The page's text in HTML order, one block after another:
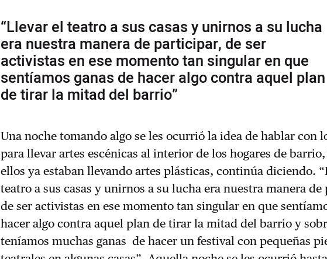
“Llevar el teatro a sus casas y unirnos a su lucha
era nuestra manera de participar, de ser
activistas en ese momento tan singular en que
sentíamos ganas de hacer algo contra aquel plan
de tirar la mitad del barrio”
Una noche tomando algo se les ocurrió la idea de hablar con
para llevar artes escénicas al interior de los hogares de
ellos ya estaban llevando artes plásticas, continúa diciendo.
teatro a sus casas y unirnos a su lucha era nuestra manera
de ser activistas en ese momento tan singular en que
hacer algo contra aquel plan de tirar la mitad del barrio y
teníamos muchas ganas de hacer un festival con pequeñas